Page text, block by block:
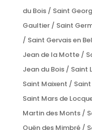
du Bois / Saint
Gaultier / Saint
/ Saint Gervais en
Jean de la Motte /
Jean du Bois / Saint
Saint Maixent /
Saint Mars de
Martin des Monts /
Ouën des Mimbré /